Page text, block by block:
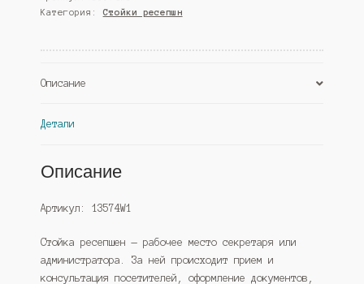
"Компания"
Белый
Категория: Стойки ресепшн
Описание
Детали
Описание
Артикул: 13574W1
Стойка ресепшен — рабочее место секретаря или
администратора. За ней происходит прием и
консультация посетителей, оформление документов,